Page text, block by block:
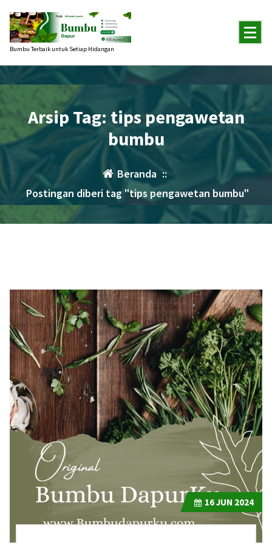
konten
Bumbu Terbaik untuk Setiap Hidangan
Arsip Tag: tips pengawetan
bumbu
Beranda ::
Postingan diberi tag "tips pengawetan bumbu"
16JUN 2024